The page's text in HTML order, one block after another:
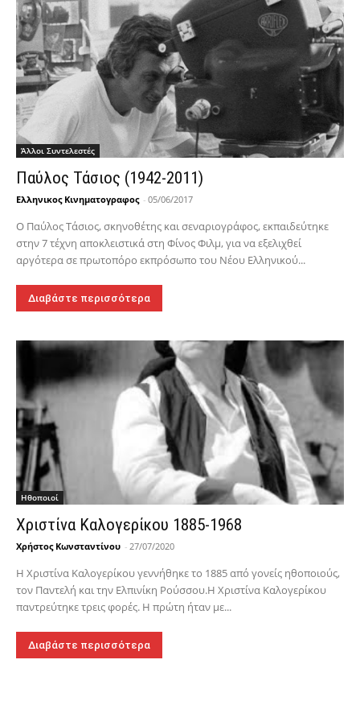
Άλλοι Συντελεστές
Παύλος Τάσιος (1942-2011)
Ελληνικος Κινηματογραφος - 05/06/2017
Ο Παύλος Τάσιος, σκηνοθέτης και σεναριογράφος, εκπαιδεύτηκε
στην 7 τέχνη αποκλειστικά στη Φίνος Φιλμ, για να εξελιχθεί
αργότερα σε πρωτοπόρο εκπρόσωπο του Νέου Ελληνικού...
Διαβάστε περισσότερα
Hθοποιοί
Χριστίνα Καλογερίκου 1885-1968
Χρήστος Κωνσταντίνου - 27/07/2020
Η Χριστίνα Καλογερίκου γεννήθηκε το 1885 από γονείς ηθοποιούς,
τον Παντελή και την Ελπινίκη Ρούσσου.Η Χριστίνα Καλογερίκου
παντρεύτηκε τρεις φορές. Η πρώτη ήταν με...
Διαβάστε περισσότερα